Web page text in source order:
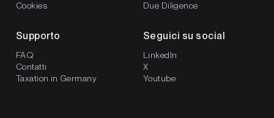
Cookies
Due Diligence
Supporto
FAQ
Contatti
Taxation in Germany
Seguici su social
LinkedIn
X
Youtube